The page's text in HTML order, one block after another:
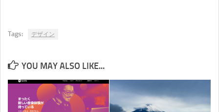
Tags: デザイン
YOU MAY ALSO LIKE...